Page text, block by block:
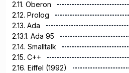
2.11. Oberon
2.12. Prolog
2.13. Ada
2.13.1. Ada 95
2.14. Smalltalk
2.15. C++
2.16. Eiffel (1992)